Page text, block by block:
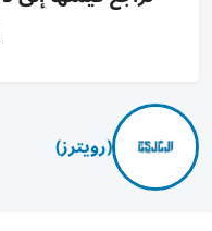
(رويترز)